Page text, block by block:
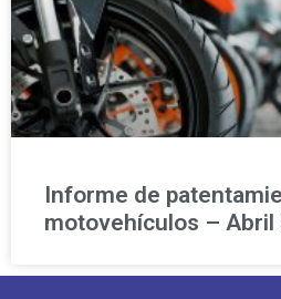
Informe de
motovehículos – Abril